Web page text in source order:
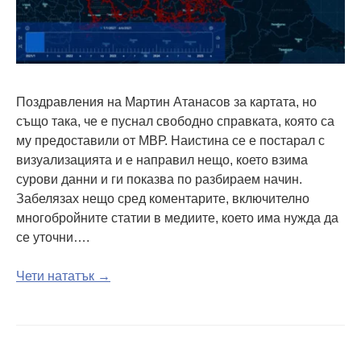
Поздравления на Мартин Атанасов за картата, но
също така, че е пуснал свободно справката, която са
му предоставили от МВР. Наистина се е постарал с
визуализацията и е направил нещо, което взима
сурови данни и ги показва по разбираем начин.
Забелязах нещо сред коментарите, включително
многобройните статии в медиите, което има нужда да
се уточни….
Чети нататък →